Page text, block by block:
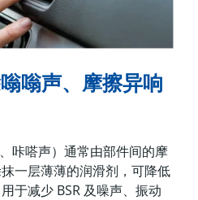
嗡声、摩擦异响
咔嗒声）通常由部件间的摩
一层薄薄的润滑剂，可降低
于减少 BSR 及噪声、振动